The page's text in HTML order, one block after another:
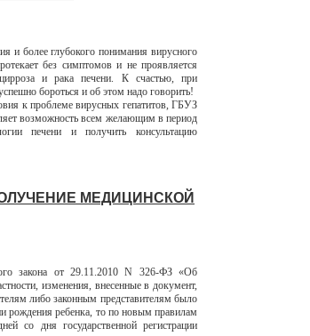
и более глубокого понимания вирусного
без симптомов и не проявляется
и рака печени. К счастью, при
бороться и об этом надо говорить!
к проблеме вирусных гепатитов, ГБУЗ
возможность всем желающим в период
печени и получить консультацию
МЕДИЦИНСКОЙ
закона от 29.11.2010 N 326-ФЗ «Об
изменения, внесенные в документ,
либо законным представителям было
рождения ребенка, то по новым правилам
со дня государственной регистрации